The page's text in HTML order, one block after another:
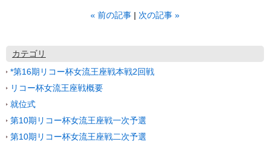
« 前の記事 次の記事 »
カテゴリ
*第16期リコー杯女流王座戦本戦2回戦
リコー杯女流王座戦概要
就位式
第10期リコー杯女流王座戦一次予選
第10期リコー杯女流王座戦二次予選